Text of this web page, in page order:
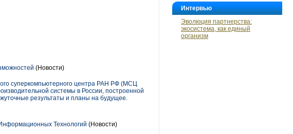
Интервью
Эволюция партнерства:
экосистема, как единый
организм
(Новости)
суперкомпьютерного центра РАН РФ (МСЦ
системы в России, построенной
результаты и планы на будущее.
Технологий (Новости)